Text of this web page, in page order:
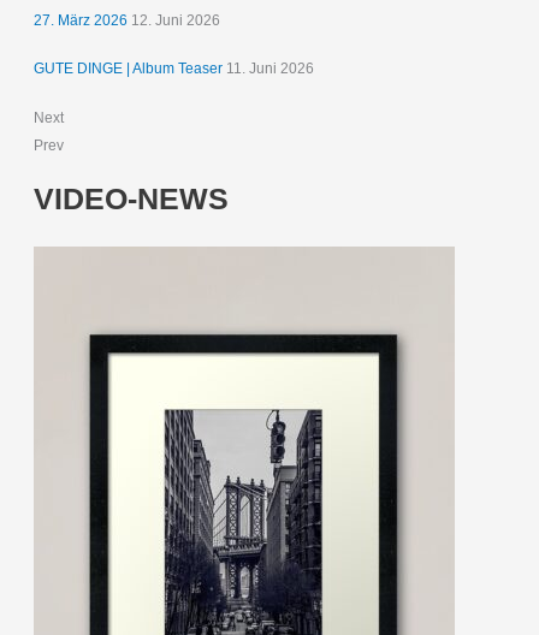
27. März 2026 12. Juni 2026
GUTE DINGE | Album Teaser 11. Juni 2026
Next
Prev
VIDEO-NEWS